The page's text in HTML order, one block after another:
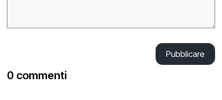
Pubblicare
0 commenti